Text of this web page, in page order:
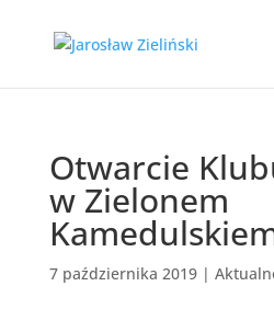
Otwarcie
w Zielonem
7 października 2019|